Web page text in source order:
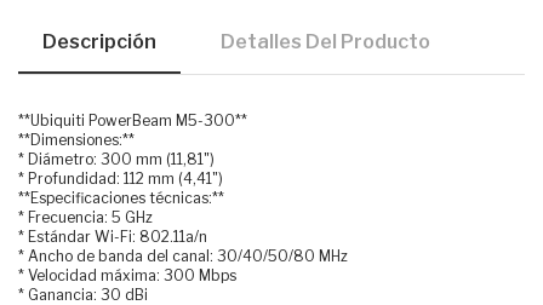
Descripción Detalles Del Producto
**Ubiquiti PowerBeam M5-300**
**Dimensiones:**
* Diámetro: 300 mm (11,81")
* Profundidad: 112 mm (4,41")
**Especificaciones técnicas:**
* Frecuencia: 5 GHz
* Estándar Wi-Fi: 802.11a/n
* Ancho de banda del canal: 30/40/50/80 MHz
* Velocidad máxima: 300 Mbps
* Ganancia: 30 dBi